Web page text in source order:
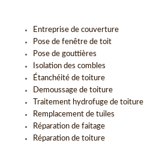
Entreprise de couverture
Pose de fenêtre de toit
Pose de gouttières
Isolation des combles
Étanchéité de toiture
Demoussage de toiture
Traitement hydrofuge de toiture
Remplacement de tuiles
Réparation de faitage
Réparation de toiture